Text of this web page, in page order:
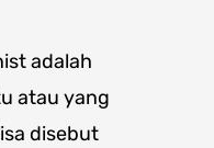
adalah
atau yang
disebut